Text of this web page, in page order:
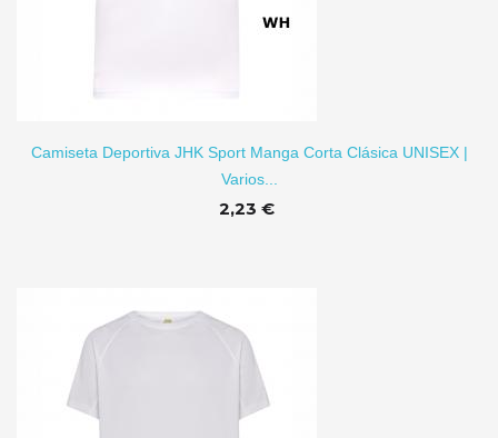
Camiseta Deportiva JHK Sport Manga Corta Clásica UNISEX |
Varios...
2,23 €